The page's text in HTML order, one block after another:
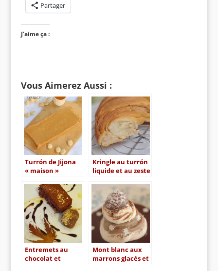
Partager
J’aime ça :
Vous Aimerez Aussi :
Turrón de Jijona
« maison »
Kringle au turrón
liquide et au zeste
Entremets au
chocolat et
Mont blanc aux
marrons glacés et